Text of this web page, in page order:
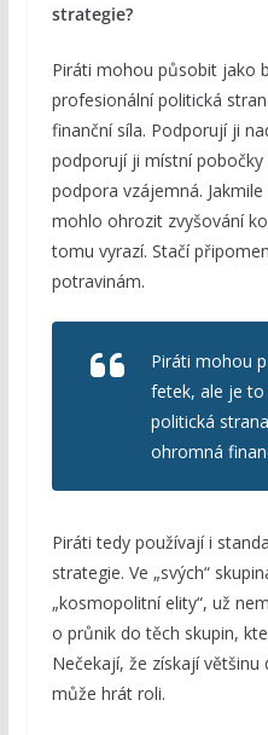
strategie?
Piráti mohou působit jako
profesionální politická
finanční síla. Podporují ji
podporují ji místní
podpora vzájemná.
mohlo ohrozit zvyšování
tomu vyrazí. Stačí
potravinám.
Piráti mohou
fetek, ale je
politická
ohromná
Piráti tedy používají i
strategie. Ve „svých“
„kosmopolitní elity“, už
o průnik do těch skupin,
Nečekají, že získají
může hrát roli.